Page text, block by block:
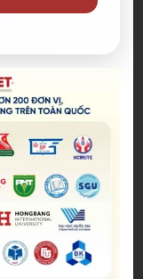
Day – Bộ
cao
lục doanh
sự nghiệp
lớn từ một
nữ sinh